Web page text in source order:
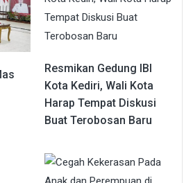
Resmikan Gedung IBI
Kota Kediri, Wali Kota
Harap Tempat Diskusi
Buat Terobosan Baru